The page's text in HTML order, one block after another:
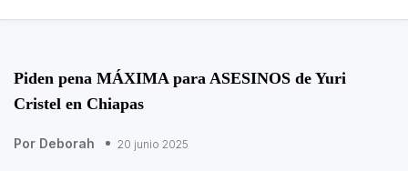
Piden pena MÁXIMA para ASESINOS de Yuri
Cristel en Chiapas
Por Deborah 20 junio 2025